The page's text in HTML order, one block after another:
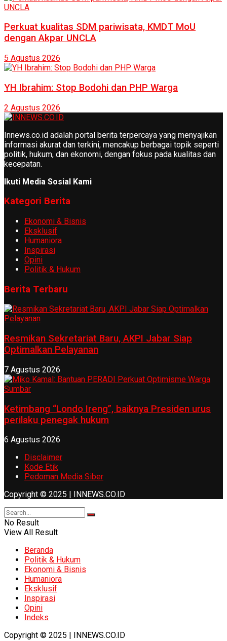
Perkuat kualitas SDM pariwisata, KMDT MoU
dengan Akpar UNCLA
5 Agustus 2026
YH Ibrahim: Stop Bodohi dan PHP Warga
2 Agustus 2026
Innews.co.id adalah portal berita terpercaya yang menyajikan
informasi akurat dan terkini, mencakup berbagai topik seperti
politik, hukum, dan ekonomi, dengan fokus pada kualitas dan
kecepatan.
Ikuti Media Sosial Kami
Kategori Berita
Ekonomi & Bisnis
Eksklusif
Humaniora
Inspirasi
Opini
Politik & Hukum
Berita Terbaru
Resmikan Sekretariat Baru, AKPI Jabar Siap
Optimalkan Pelayanan
7 Agustus 2026
Ketimbang “Londo Ireng”, baiknya Presiden urus
perilaku penegak hukum
6 Agustus 2026
Disclaimer
Kode Etik
Pedoman Media Siber
Copyright © 2025 | INNEWS.CO.ID
No Result
View All Result
Beranda
Politik & Hukum
Ekonomi & Bisnis
Humaniora
Eksklusif
Inspirasi
Opini
Indeks
Copyright © 2025 | INNEWS.CO.ID